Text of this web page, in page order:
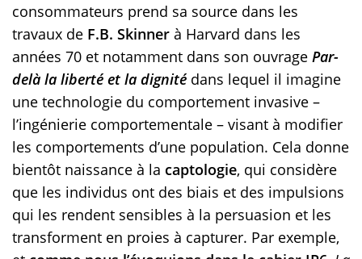
consommateurs prend sa source dans les
travaux de F.B. Skinner à Harvard dans les
années 70 et notamment dans son ouvrage Par-
delà la liberté et la dignité dans lequel il imagine
une technologie du comportement invasive –
l’ingénierie comportementale – visant à modifier
les comportements d’une population. Cela donne
bientôt naissance à la captologie, qui considère
que les individus ont des biais et des impulsions
qui les rendent sensibles à la persuasion et les
transforment en proies à capturer. Par exemple,